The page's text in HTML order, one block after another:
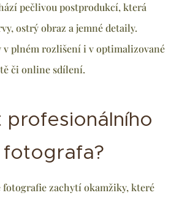
pečlivou postprodukcí, která
ostrý obraz a jemné detaily.
v plném rozlišení i v optimalizované
či online sdílení.
profesionálního
zachytí okamžiky, které